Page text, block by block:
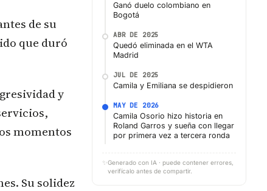
de su
que duró
y
momentos
Su solidez
Ganó duelo colombiano en
Bogotá
ABR DE 2025
Quedó eliminada en el WTA
Madrid
JUL DE 2025
Camila y Emiliana se despidieron
MAY DE 2026
Camila Osorio hizo historia en
Roland Garros y sueña con llegar
por primera vez a tercera ronda
✨ Generado con IA · puede contener errores,
verifícalo antes de compartir.